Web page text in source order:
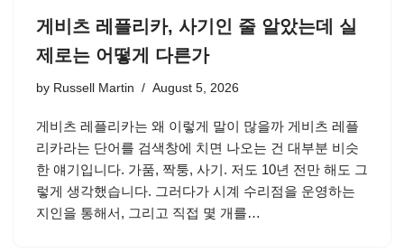
게비츠 레플리카, 사기인 줄 알았는데 실
제로는 어떻게 다른가
by Russell Martin August 5, 2026
게비츠 레플리카는 왜 이렇게 말이 많을까 게비츠 레플
리카라는 단어를 검색창에 치면 나오는 건 대부분 비슷
한 얘기입니다. 가품, 짝퉁, 사기. 저도 10년 전만 해도 그
렇게 생각했습니다. 그러다가 시계 수리점을 운영하는
지인을 통해서, 그리고 직접 몇 개를…